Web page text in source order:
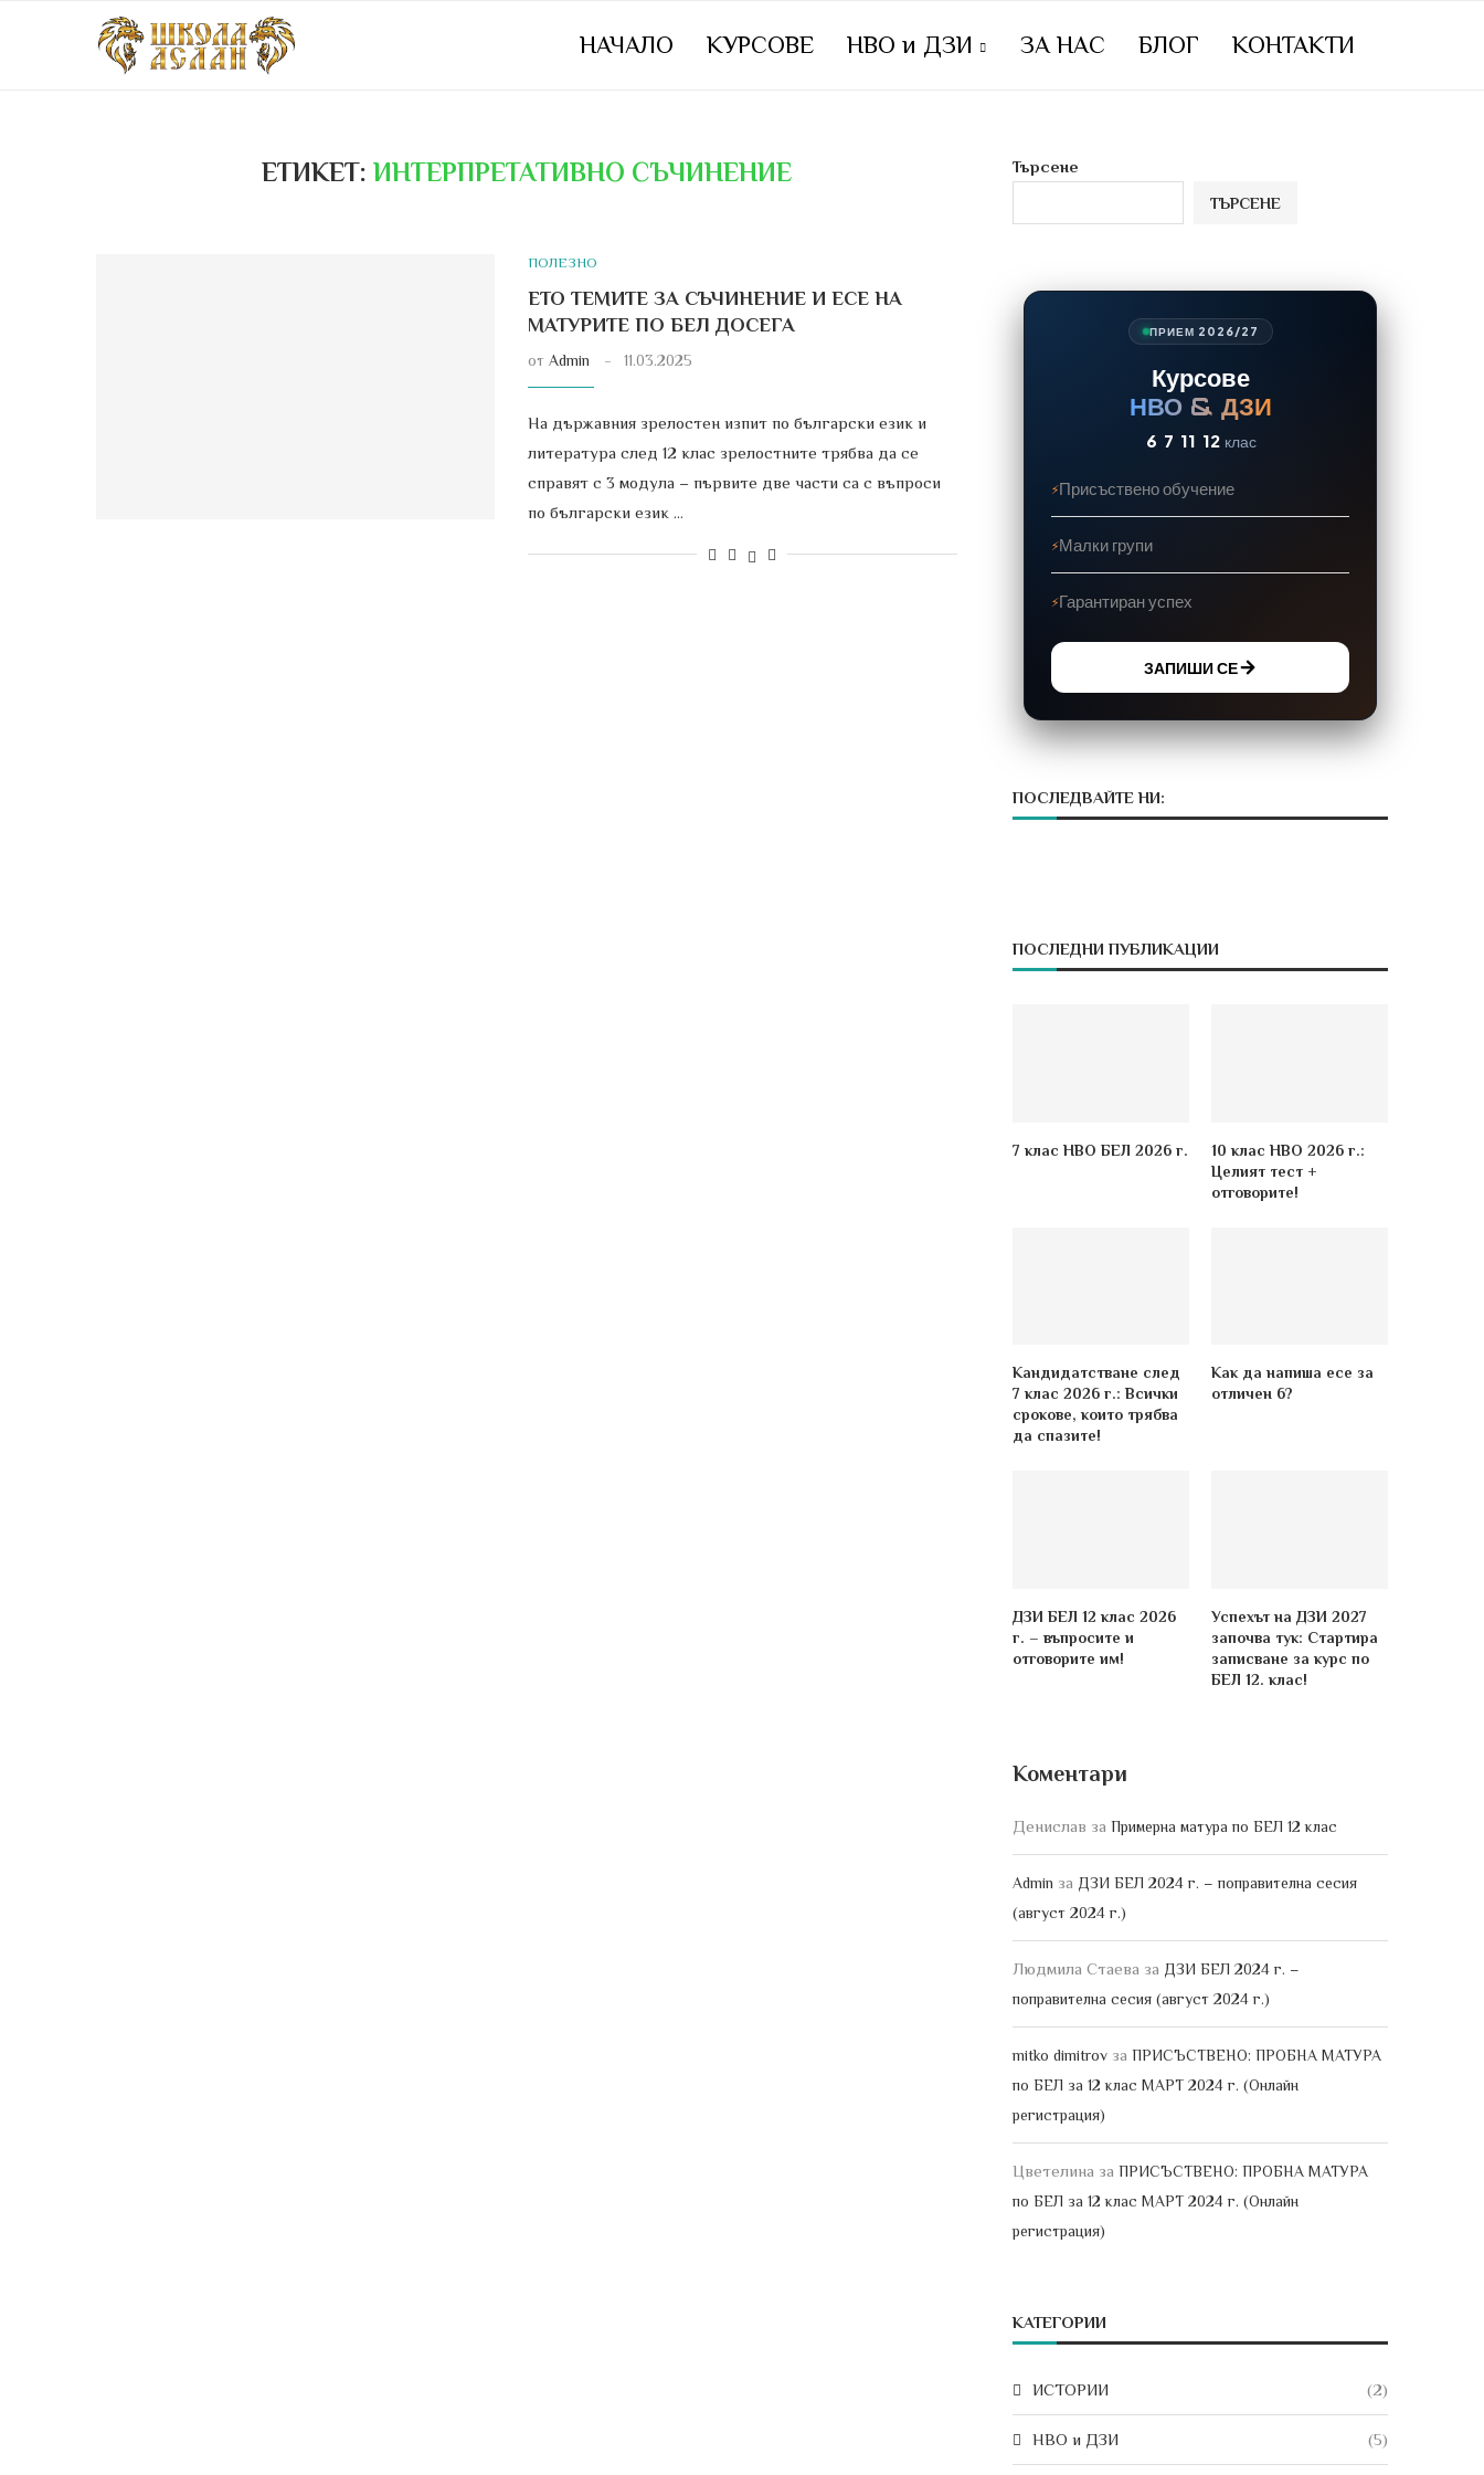
НАЧАЛО КУРСОВЕ НВО и ДЗИ ЗА НАС БЛОГ КОНТАКТИ
ЕТИКЕТ: ИНТЕРПРЕТАТИВНО СЪЧИНЕНИЕ
ПОЛЕЗНО
ЕТО ТЕМИТЕ ЗА СЪЧИНЕНИЕ И ЕСЕ НА
МАТУРИТЕ ПО БЕЛ ДОСЕГА
от Admin 11.03.2025
На държавния зрелостен изпит по български език и
литература след 12 клас зрелостните трябва да се
справят с 3 модула – първите две части са с въпроси
по български език …
Търсене
ТЪРСЕНЕ
ПРИЕМ 2026/27
Курсове
НВО & ДЗИ
6 7 11 12 клас
Присъствено обучение
Малки групи
Гарантиран успех
ЗАПИШИ СЕ
ПОСЛЕДВАЙТЕ НИ:
ПОСЛЕДНИ ПУБЛИКАЦИИ
7 клас НВО БЕЛ 2026 г.
10 клас НВО 2026 г.:
Целият тест +
отговорите!
Кандидатстване след
7 клас 2026 г.: Всички
срокове, които трябва
да спазите!
Как да напиша есе за
отличен 6?
ДЗИ БЕЛ 12 клас 2026
г. – въпросите и
отговорите им!
Успехът на ДЗИ 2027
започва тук: Стартира
записване за курс по
БЕЛ 12. клас!
Коментари
Денислав за Примерна матура по БЕЛ 12 клас
Admin за ДЗИ БЕЛ 2024 г. – поправителна сесия
(август 2024 г.)
Людмила Стаева за ДЗИ БЕЛ 2024 г. –
поправителна сесия (август 2024 г.)
mitko dimitrov за ПРИСЪСТВЕНО: ПРОБНА МАТУРА
по БЕЛ за 12 клас МАРТ 2024 г. (Онлайн
регистрация)
Цветелина за ПРИСЪСТВЕНО: ПРОБНА МАТУРА
по БЕЛ за 12 клас МАРТ 2024 г. (Онлайн
регистрация)
КАТЕГОРИИ
ИСТОРИИ (2)
НВО и ДЗИ (5)